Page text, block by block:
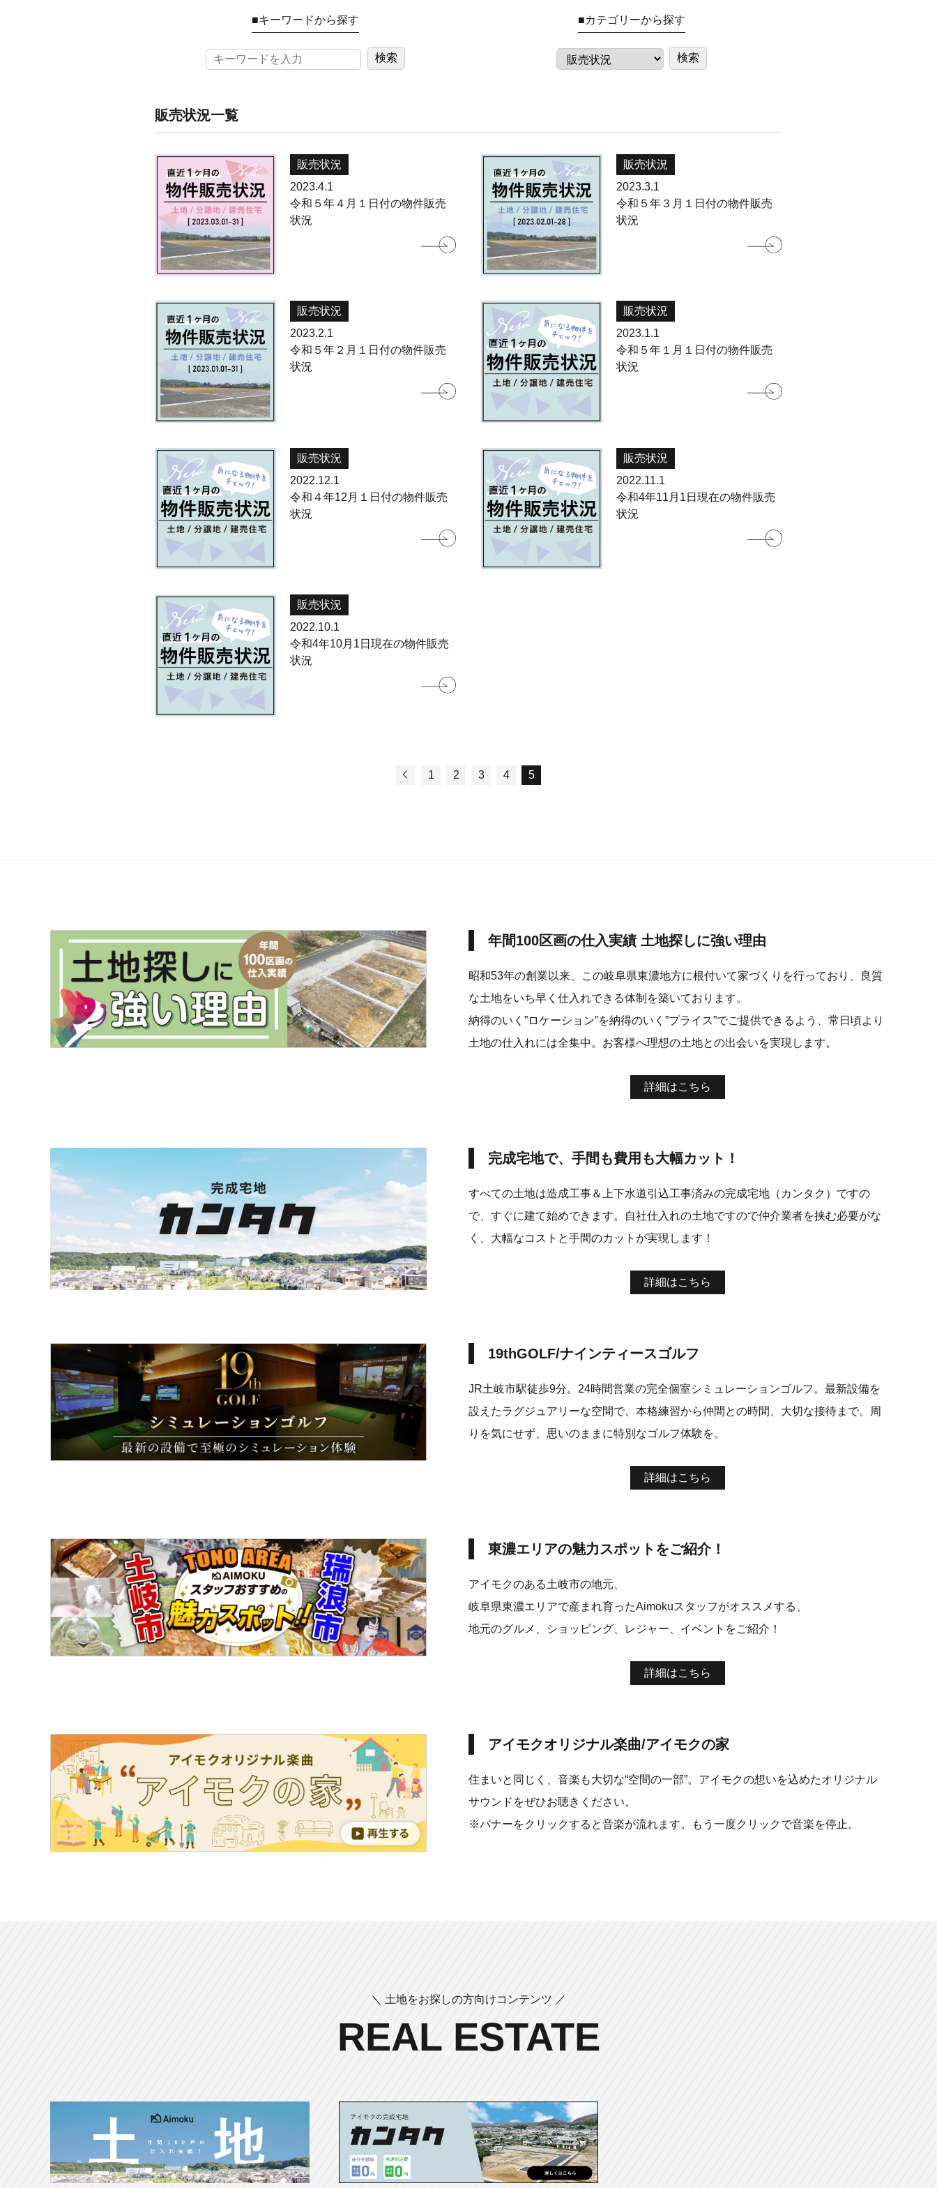
■キーワードから探す ■カテゴリーから探す
販売状況一覧
販売状況
2023.4.1
令和５年４月１日付の物件販売
状況
販売状況
2023.3.1
令和５年３月１日付の物件販売
状況
販売状況
2023.2.1
令和５年２月１日付の物件販売
状況
販売状況
2023.1.1
令和５年１月１日付の物件販売
状況
販売状況
2022.12.1
令和４年12月１日付の物件販売
状況
販売状況
2022.11.1
令和4年11月1日現在の物件販売
状況
販売状況
2022.10.1
令和4年10月1日現在の物件販売
状況
1 2 3 4 5
年間100区画の仕入実績 土地探しに強い理由
昭和53年の創業以来、この岐阜県東濃地方に根付いて家づくりを行っており、良質
な土地をいち早く仕入れできる体制を築いております。
納得のいく”ロケーション”を納得のいく”プライス”でご提供できるよう、常日頃より
土地の仕入れには全集中。お客様へ理想の土地との出会いを実現します。
詳細はこちら
完成宅地で、手間も費用も大幅カット！
すべての土地は造成工事＆上下水道引込工事済みの完成宅地（カンタク）ですの
で、すぐに建て始めできます。自社仕入れの土地ですので仲介業者を挟む必要がな
く、大幅なコストと手間のカットが実現します！
詳細はこちら
19thGOLF/ナインティースゴルフ
JR土岐市駅徒歩9分。24時間営業の完全個室シミュレーションゴルフ。最新設備を
設えたラグジュアリーな空間で、本格練習から仲間との時間、大切な接待まで。周
りを気にせず、思いのままに特別なゴルフ体験を。
詳細はこちら
東濃エリアの魅力スポットをご紹介！
アイモクのある土岐市の地元、
岐阜県東濃エリアで産まれ育ったAimokuスタッフがオススメする、
地元のグルメ、ショッピング、レジャー、イベントをご紹介！
詳細はこちら
アイモクオリジナル楽曲/アイモクの家
住まいと同じく、音楽も大切な“空間の一部”。アイモクの想いを込めたオリジナル
サウンドをぜひお聴きください。
※バナーをクリックすると音楽が流れます。もう一度クリックで音楽を停止。
＼ 土地をお探しの方向けコンテンツ ／
REAL ESTATE